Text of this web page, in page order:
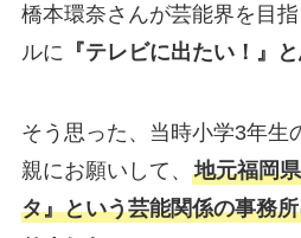
橋本環奈さんが芸能界を目
ルに 『テレビに出たい！』
そう思った、当時小学3年生
親にお願いして、 地元福岡
タ』という芸能関係の事務